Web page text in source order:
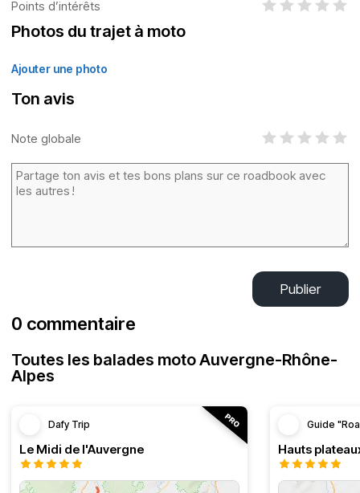
Points d’intérêts
Photos du trajet à moto
Ajouter une photo
Ton avis
Note globale
Publier
0 commentaire
Toutes les balades moto Auvergne-Rhône-
Alpes
Dafy Trip
Le Midi de l'Auvergne
Guide
Hauts